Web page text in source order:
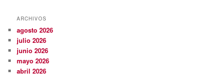
ARCHIVOS
agosto 2026
julio 2026
junio 2026
mayo 2026
abril 2026